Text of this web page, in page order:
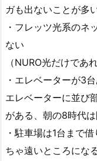
ガも出ないことが多い
・フレッツ光系のネ
ない
（NURO光だけであ
・エレベーターが3
エレベーターに並び
がある、朝の8時代
・駐車場は1台まで
ちゃ遠いところにな